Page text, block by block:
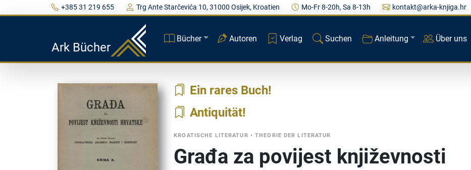
+385 31 219 655 Trg Ante Starčevića 10, 31000 Osijek, Kroatien Mo-Fr 8-20h, Sa 8-13h kontakt@arka-knjiga.hr
Ark Bücher
Bücher Autoren Verlag Suchen Anleitung Über uns
Ein rares Buch
Antiquität
KROATISCHE LITERATUR •THEORIE DER LITERATUR
Građa za povijest književnosti